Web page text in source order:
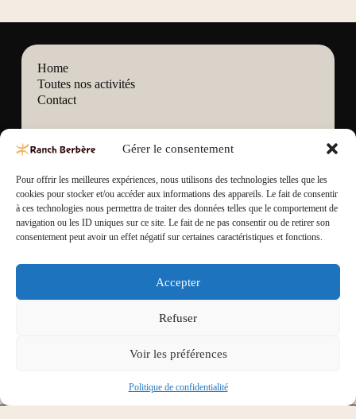
Gérer le consentement
Pour offrir les meilleures expériences, nous utilisons des technologies telles que les
cookies pour stocker et/ou accéder aux informations des appareils. Le fait de consentir
à ces technologies nous permettra de traiter des données telles que le comportement de
navigation ou les ID uniques sur ce site. Le fait de ne pas consentir ou de retirer son
consentement peut avoir un effet négatif sur certaines caractéristiques et fonctions.
Accepter
Refuser
Voir les préférences
Politique de confidentialité
Home
Toutes nos activités
Contact
Instagram
Politique de confidentialité
CGV
2026 - Tous droits réservés © Ranch Berbère Sidi Kaouki